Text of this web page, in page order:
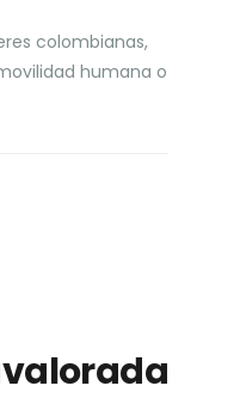
colombianas,
humana o